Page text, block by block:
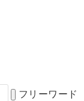
フリーワード